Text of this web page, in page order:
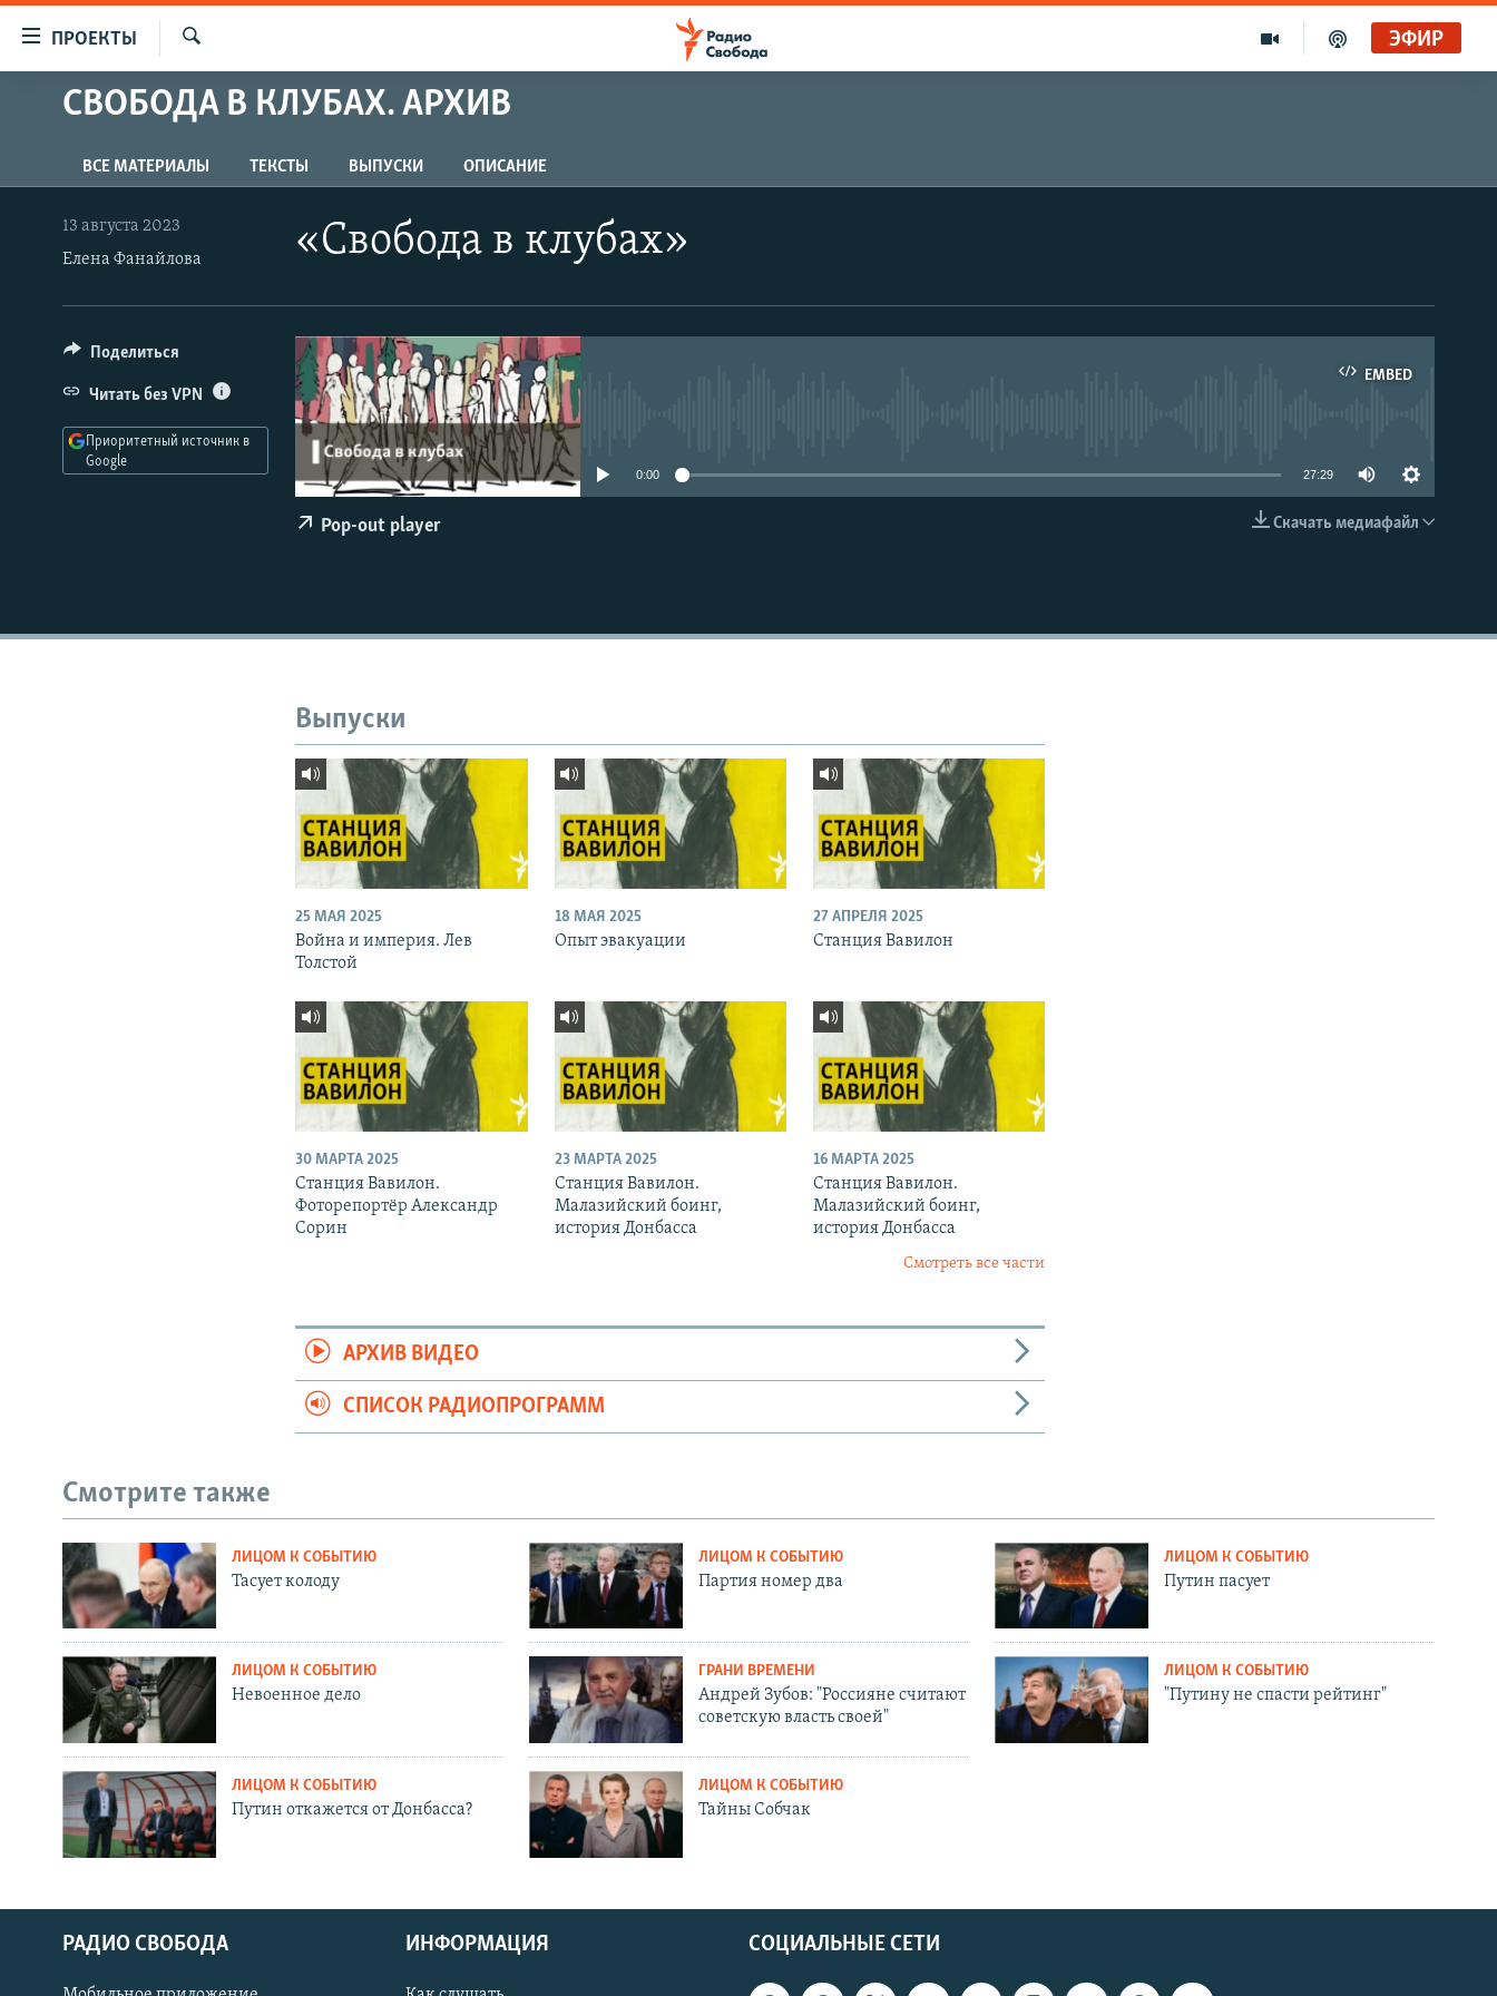
упрощенного
Вернуться
к
основному
содержанию
навигации
Вернутся
ПРОЕКТЫ
ПРОГРАММЫ
АВТОРСКИЕ ПРОЕКТЫ
ЦИТАТЫ СВОБОДЫ
МНЕНИЯ
КУЛЬТУРА
IDEL.РЕАЛИИ
КАВКАЗ.РЕАЛИИ
СЕВЕР.РЕАЛИИ
СИБИРЬ.РЕАЛИИ
ЭФИР
СВОБОДА В КЛУБАХ. АРХИВ
ВСЕ МАТЕРИАЛЫ ТЕКСТЫ ВЫПУСКИ ОПИСАНИЕ
«Свобода в клубах»
13 августа 2023
Елена Фанайлова
EMBED
EMBED
0:00 27:29
Скачать медиафайл
Pop-out player
Поделиться
Читать без VPN
Приоритетный источник в
Google
Выпуски
25 МАЯ 2025
Война и империя. Лев
Толстой
18 МАЯ 2025
Опыт эвакуации
27 АПРЕЛЯ 2025
Станция Вавилон
30 МАРТА 2025
Станция Вавилон.
Фоторепортёр Александр
Сорин
23 МАРТА 2025
Станция Вавилон.
Малазийский боинг,
история Донбасса
16 МАРТА 2025
Станция Вавилон.
Малазийский боинг,
история Донбасса
Смотреть все части
АРХИВ ВИДЕО
СПИСОК РАДИОПРОГРАММ
Смотрите также
ЛИЦОМ К СОБЫТИЮ
Тасует колоду
ЛИЦОМ К СОБЫТИЮ
Партия номер два
ЛИЦОМ К СОБЫТИЮ
Путин пасует
ЛИЦОМ К СОБЫТИЮ
Невоенное дело
ГРАНИ ВРЕМЕНИ
Андрей Зубов: "Россияне считают
советскую власть своей"
ЛИЦОМ К СОБЫТИЮ
"Путину не спасти рейтинг"
ЛИЦОМ К СОБЫТИЮ
Путин откажется от Донбасса?
ЛИЦОМ К СОБЫТИЮ
Тайны Собчак
СОЦИАЛЬНЫЕ СЕТИ
РАДИО СВОБОДА ИНФОРМАЦИЯ